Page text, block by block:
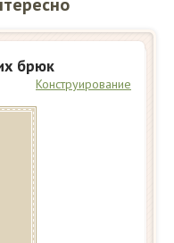
брюк
Конструирование